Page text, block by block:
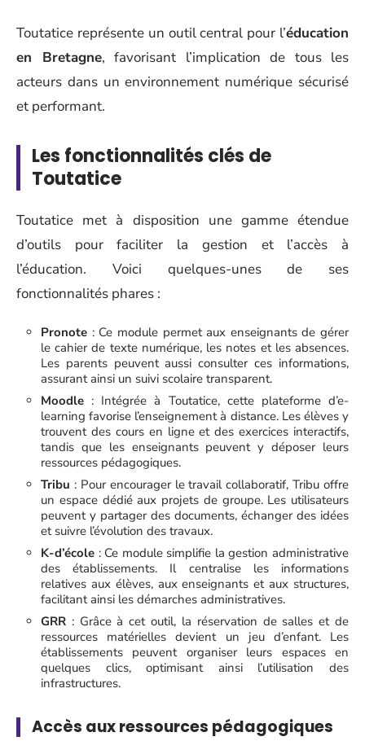
Toutatice représente un outil central pour l’éducation
en Bretagne, favorisant l’implication de tous les
acteurs dans un environnement numérique sécurisé
et performant.
Les fonctionnalités clés de
Toutatice
Toutatice met à disposition une gamme étendue
d’outils pour faciliter la gestion et l’accès à
l’éducation. Voici quelques-unes de ses
fonctionnalités phares :
Pronote : Ce module permet aux enseignants de gérer
le cahier de texte numérique, les notes et les absences.
Les parents peuvent aussi consulter ces informations,
assurant ainsi un suivi scolaire transparent.
Moodle : Intégrée à Toutatice, cette plateforme d’e-
learning favorise l’enseignement à distance. Les élèves y
trouvent des cours en ligne et des exercices interactifs,
tandis que les enseignants peuvent y déposer leurs
ressources pédagogiques.
Tribu : Pour encourager le travail collaboratif, Tribu offre
un espace dédié aux projets de groupe. Les utilisateurs
peuvent y partager des documents, échanger des idées
et suivre l’évolution des travaux.
K-d’école : Ce module simplifie la gestion administrative
des établissements. Il centralise les informations
relatives aux élèves, aux enseignants et aux structures,
facilitant ainsi les démarches administratives.
GRR : Grâce à cet outil, la réservation de salles et de
ressources matérielles devient un jeu d’enfant. Les
établissements peuvent organiser leurs espaces en
quelques clics, optimisant ainsi l’utilisation des
infrastructures.
Accès aux ressources pédagogiques